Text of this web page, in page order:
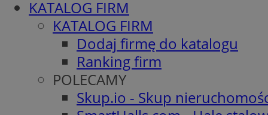
KATALOG FIRM
KATALOG FIRM
Dodaj firmę do katalogu
Ranking firm
POLECAMY
Skup.io - Skup